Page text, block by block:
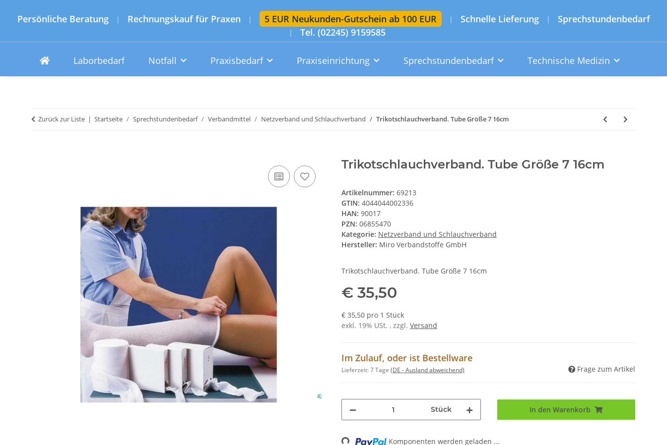
Persönliche Beratung | Rechnungskauf für Praxen | 5 EUR Neukunden-Gutschein ab 100 EUR | Schnelle Lieferung | Sprechstundenbedarf
| Tel. (02245) 9159585
Laborbedarf Notfall Praxisbedarf Praxiseinrichtung Sprechstundenbedarf Technische Medizin
Konto
Wunschzettel Warenkorb
Zurück zur Liste Startseite Sprechstundenbedarf Verbandmittel Netzverband und Schlauchverband Trikotschlauchverband. Tube Größe 7 16cm
Trikotschlauchverband. Tube Größe 7 16cm
Artikelnummer: 69213
GTIN: 4044044002336
HAN: 90017
PZN: 06855470
Kategorie: Netzverband und Schlauchverband
Hersteller: Miro Verbandstoffe GmbH
Trikotschlauchverband. Tube Größe 7 16cm
€ 35,50
€ 35,50 pro 1 Stück
exkl. 19% USt. , zzgl. Versand
Im Zulauf, oder ist Bestellware
Lieferzeit:7 Tage (DE - Ausland abweichend) Frage zum Artikel
Stück In den Warenkorb
Komponenten werden geladen ...